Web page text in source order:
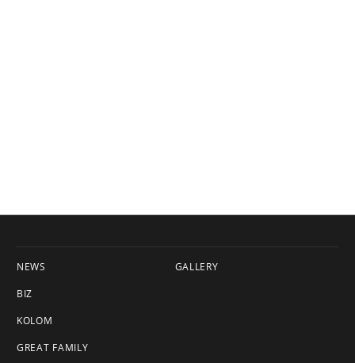
NEWS
BIZ
KOLOM
GREAT FAMILY
GALLERY